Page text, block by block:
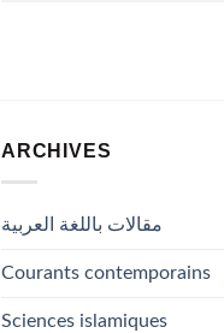
ARCHIVES
مقالات باللغة العربية
Courants contemporains
Sciences islamiques